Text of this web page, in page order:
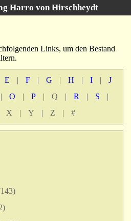
Harro von Hirschheydt
Links, um den Bestand
E | F | G | H | I |
J
| O | P | Q | R | S
|
X | Y | Z | #